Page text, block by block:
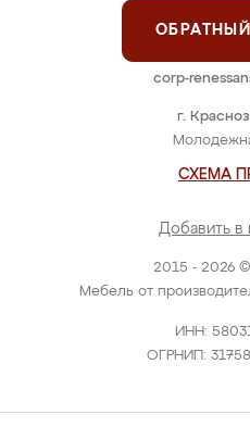
2015 - 2026
Мебель от
ИНН:
ОГРНИП:
г.
СХЕМА
Добавить в
corp-